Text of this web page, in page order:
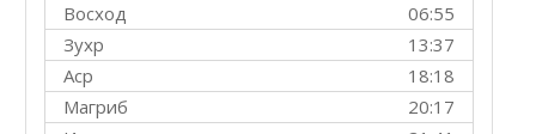
06:55
Восход
13:37
Зухр
18:18
Аср
20:17
Магриб